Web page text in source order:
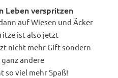
Leben verspritzen
auf Wiesen und Äcker
ist also jetzt
nicht mehr Gift sondern
andere
so viel mehr Spaß!